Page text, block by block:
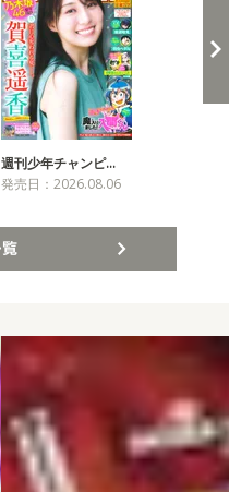
週刊少年チャンピ…
発売日：2026.08.06